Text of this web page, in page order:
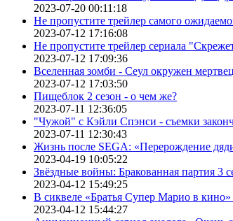
2023-07-20 00:11:18
Не пропустите трейлер самого
2023-07-12 17:16:08
Не пропустите трейлер сериала
2023-07-12 17:09:36
Вселенная зомби - Сеул окружен
2023-07-12 17:03:50
Пищеблок 2 сезон - о чем же?
2023-07-11 12:36:05
"Чужой" с Кэйли Спэнси - съемки
2023-07-11 12:30:43
Жизнь после SEGA: «Перерождение
2023-04-19 10:05:22
Звёздные войны: Бракованная партия 3
2023-04-12 15:49:25
В сиквеле «Братья Супер Марио в
2023-04-12 15:44:27